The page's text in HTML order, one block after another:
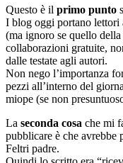
Questo è il primo punto
I blog oggi portano lettori
(ma ignoro se quello
collaborazioni gratuite,
dalle testate agli autori.
Non nego l’importanza
pezzi all’interno del
miope (se non
La seconda cosa che mi
pubblicare è che avrebbe
Feltri padre.